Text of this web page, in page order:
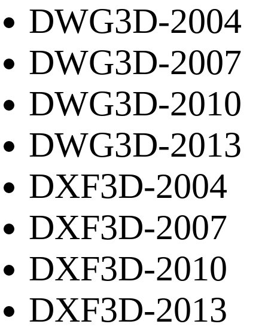
DWG3D-2004
DWG3D-2007
DWG3D-2010
DWG3D-2013
DXF3D-2004
DXF3D-2007
DXF3D-2010
DXF3D-2013